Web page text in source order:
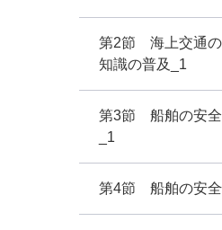
第2節 海上交通の
知識の普及_1
第3節 船舶の安全
_1
第4節 船舶の安全